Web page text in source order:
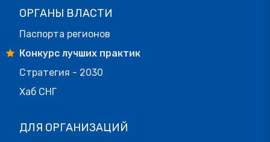
ОРГАНЫ ВЛАСТИ
Паспорта регионов
Конкурс лучших практик
Стратегия - 2030
Хаб СНГ
ДЛЯ ОРГАНИЗАЦИЙ